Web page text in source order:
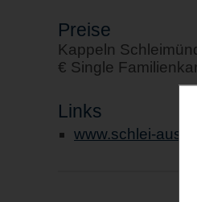
Preise
Kappeln
€ Single
Links
www.schlei-